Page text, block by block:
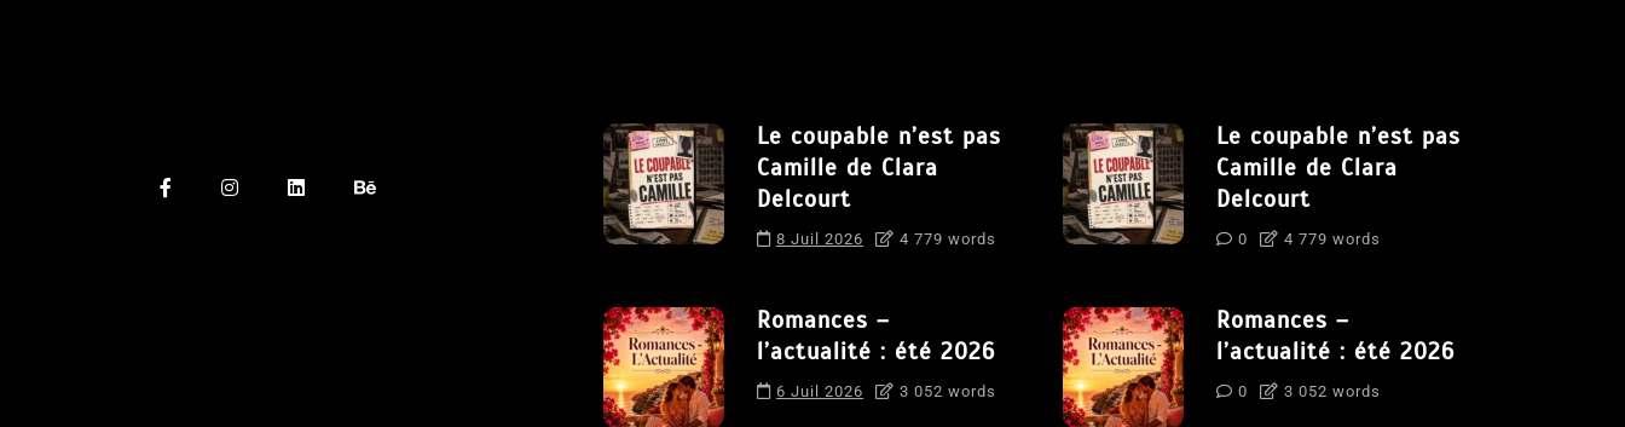
Le coupable n’est pas
Camille de Clara
Delcourt
8 Juil 2026 4 779 words
Romances –
l’actualité : été 2026
6 Juil 2026 3 052 words
Le coupable n’est pas
Camille de Clara
Delcourt
0 4 779 words
Romances –
l’actualité : été 2026
0 3 052 words